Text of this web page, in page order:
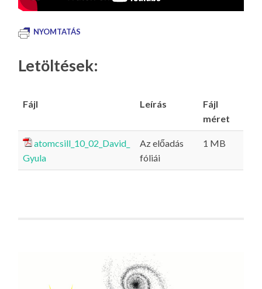
NYOMTATÁS
Letöltések:
Fájl Leírás
Fájl
méret
atomcsill_10_02_David_
Gyula
Az előadás
fóliái
1 MB